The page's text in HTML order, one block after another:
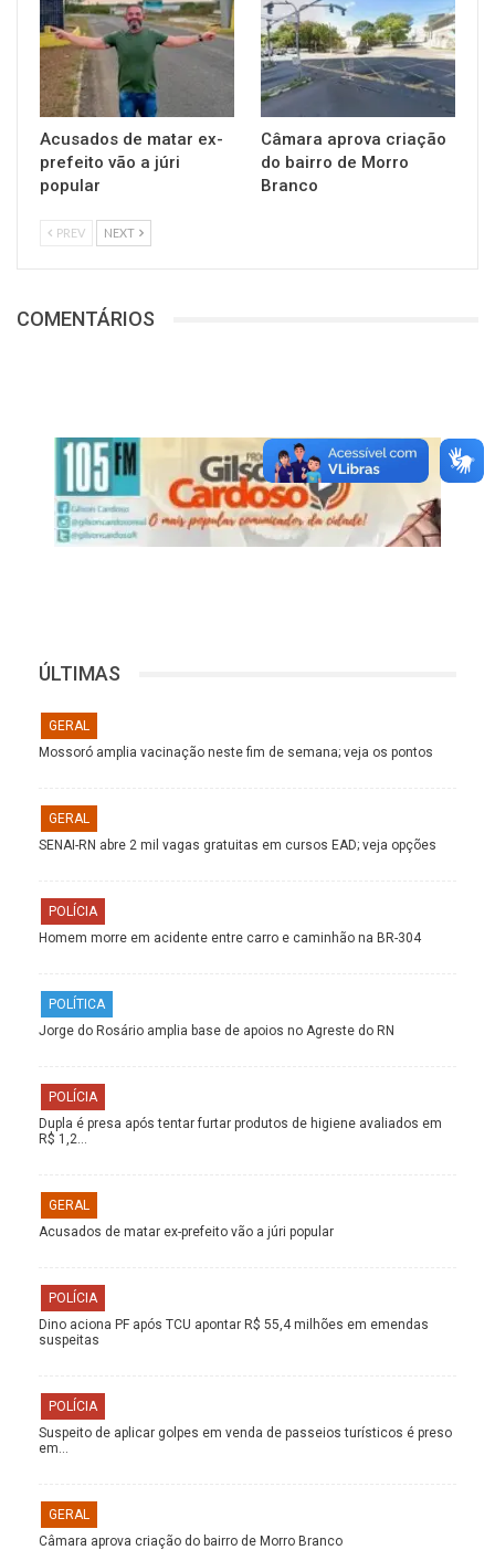
Acusados de matar ex-
prefeito vão a júri
popular
Câmara aprova criação
do bairro de Morro
Branco
PREV NEXT
COMENTÁRIOS
ÚLTIMAS
GERAL
Mossoró amplia vacinação neste fim de semana; veja os pontos
GERAL
SENAI-RN abre 2 mil vagas gratuitas em cursos EAD; veja opções
POLÍCIA
Homem morre em acidente entre carro e caminhão na BR-304
POLÍTICA
Jorge do Rosário amplia base de apoios no Agreste do RN
POLÍCIA
Dupla é presa após tentar furtar produtos de higiene avaliados em
R$ 1,2…
GERAL
Acusados de matar ex-prefeito vão a júri popular
POLÍCIA
Dino aciona PF após TCU apontar R$ 55,4 milhões em emendas
suspeitas
POLÍCIA
Suspeito de aplicar golpes em venda de passeios turísticos é preso
em…
GERAL
Câmara aprova criação do bairro de Morro Branco